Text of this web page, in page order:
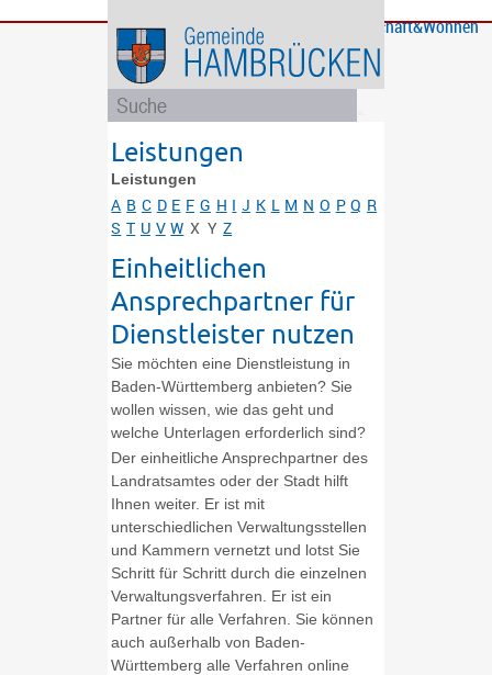
Bürgerservice
GemeindeBildung
und
Soziales
Rathaus
und
Politik
Wirtschaft&Wohnen
Leistungen
Leistungen
A B C D E F G H I J K L M N O P Q R
S T U V W X Y Z
Einheitlichen
Ansprechpartner für
Dienstleister nutzen
Sie möchten eine Dienstleistung in
Baden-Württemberg anbieten? Sie
wollen wissen, wie das geht und
welche Unterlagen erforderlich sind?
Der einheitliche Ansprechpartner des
Landratsamtes oder der Stadt hilft
Ihnen weiter. Er ist mit
unterschiedlichen Verwaltungsstellen
und Kammern vernetzt und lotst Sie
Schritt für Schritt durch die einzelnen
Verwaltungsverfahren. Er ist ein
Partner für alle Verfahren. Sie können
auch außerhalb von Baden-
Württemberg alle Verfahren online